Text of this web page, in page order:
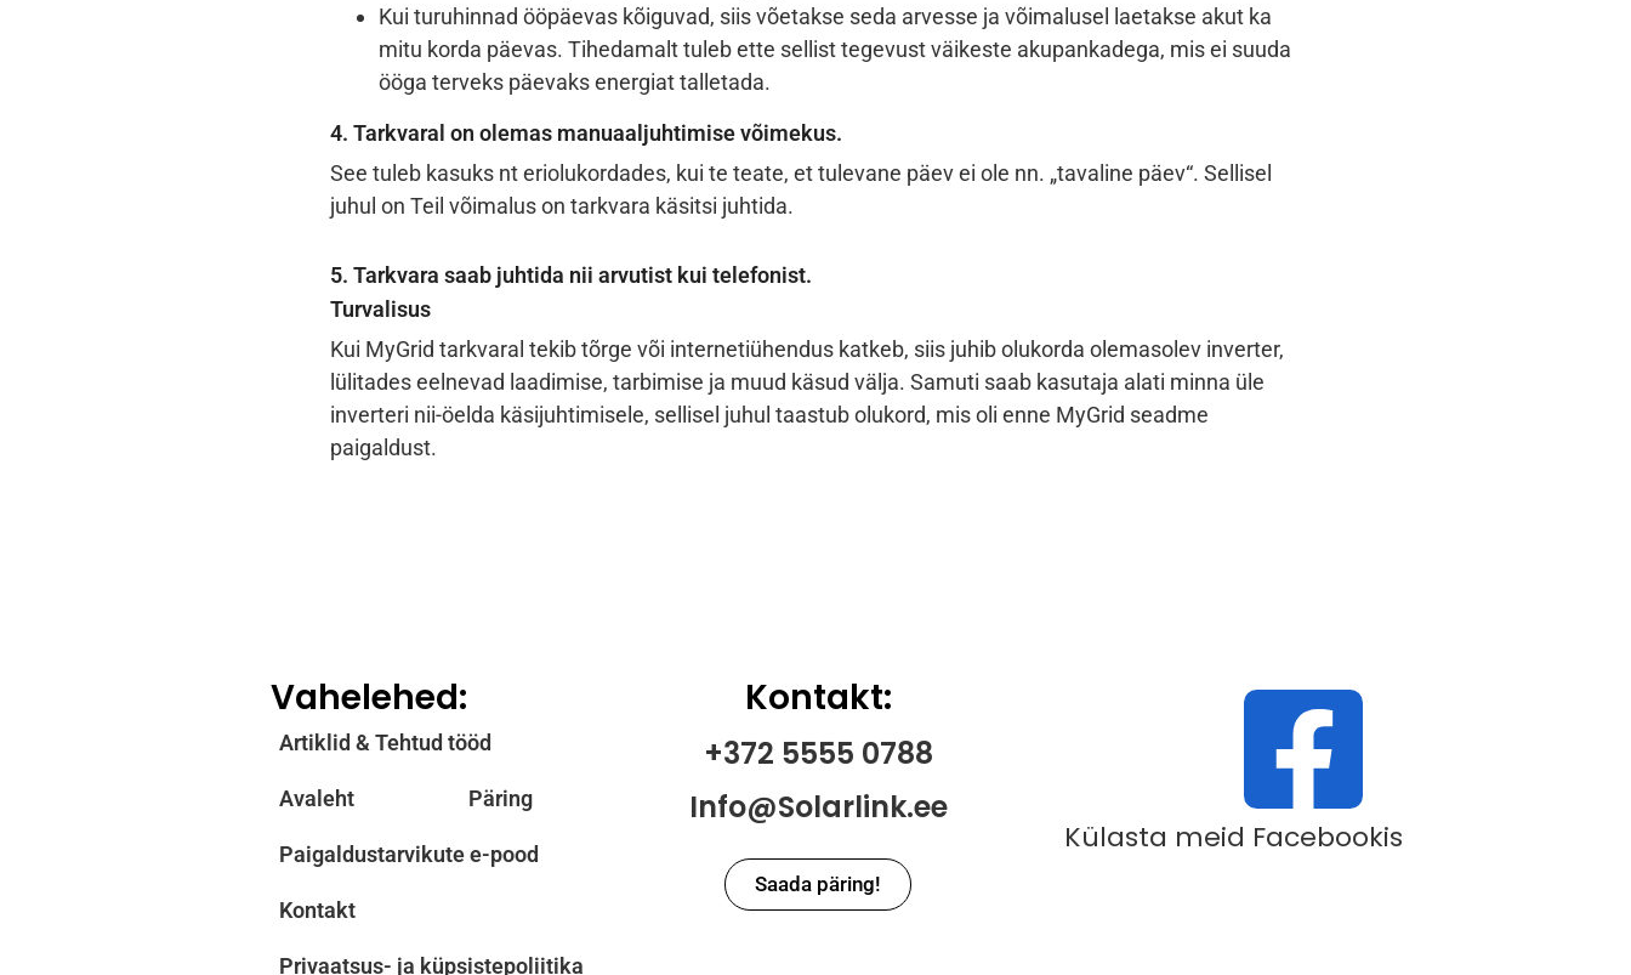
Kui turuhinnad ööpäevas kõiguvad, siis võetakse seda arvesse ja võimalusel laetakse akut ka
mitu korda päevas. Tihedamalt tuleb ette sellist tegevust väikeste akupankadega, mis ei suuda
ööga terveks päevaks energiat talletada.
4. Tarkvaral on olemas manuaaljuhtimise võimekus.
See tuleb kasuks nt eriolukordades, kui te teate, et tulevane päev ei ole nn. „tavaline päev“. Sellisel
juhul on Teil võimalus on tarkvara käsitsi juhtida.
5. Tarkvara saab juhtida nii arvutist kui telefonist.
Turvalisus
Kui MyGrid tarkvaral tekib tõrge või internetiühendus katkeb, siis juhib olukorda olemasolev inverter,
lülitades eelnevad laadimise, tarbimise ja muud käsud välja. Samuti saab kasutaja alati minna üle
inverteri nii-öelda käsijuhtimisele, sellisel juhul taastub olukord, mis oli enne MyGrid seadme
paigaldust.
Vahelehed:
Artiklid & Tehtud tööd
Avaleht Päring
Paigaldustarvikute e-pood
Kontakt
Privaatsus- ja küpsistepoliitika
Kontakt:
+372 5555 0788
Info@Solarlink.ee
Saada päring!
Külasta meid Facebookis